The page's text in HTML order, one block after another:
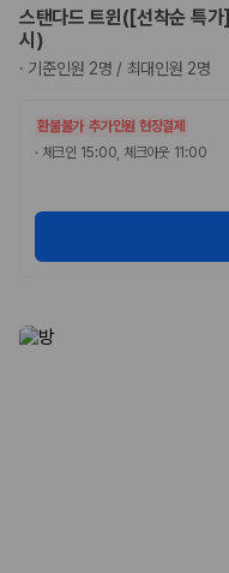
일반자차:사고 발생 시
다.
2000만 고객이 선
카모아는 제주렌트카부터 국
누적 이용 고객수
175,206
A. 대여일, 반납일, 인수 지역
스탠다드 트윈([선착순 특
시)
· 기준인원 2명 / 최대인원 2명
환불불가 추가인원 현장결제
· 체크인 15:00, 체크아웃 11:00